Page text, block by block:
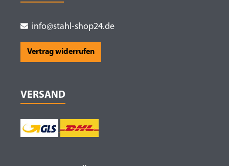
info@stahl-shop24.de
Vertrag widerrufen
VERSAND